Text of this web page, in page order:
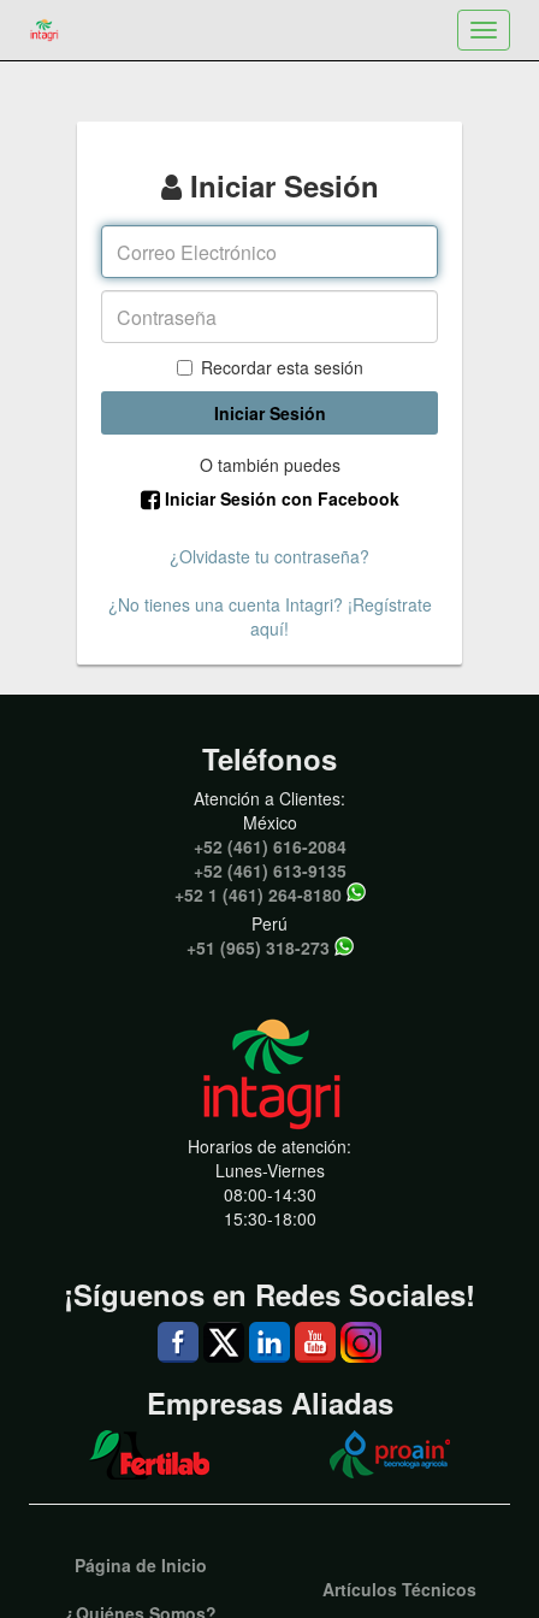
Toggle
Iniciar Sesión
Recordar esta sesión
Iniciar Sesión
O también puedes
Iniciar Sesión con Facebook
¿Olvidaste tu contraseña?
¿No tienes una cuenta Intagri? ¡Regístrate
aquí!
Teléfonos
Atención a Clientes:
México
+52 (461) 616-2084
+52 (461) 613-9135
+52 1 (461) 264-8180
Perú
+51 (965) 318-273
Horarios de atención:
Lunes-Viernes
08:00-14:30
15:30-18:00
¡Síguenos en Redes Sociales!
Empresas Aliadas
Página de Inicio
¿Quiénes Somos?
Artículos Técnicos